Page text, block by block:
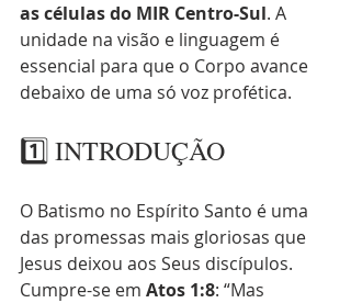
as células do MIR Centro-Sul. A
unidade na visão e linguagem é
essencial para que o Corpo avance
debaixo de uma só voz profética.
1️⃣ INTRODUÇÃO
O Batismo no Espírito Santo é uma
das promessas mais gloriosas que
Jesus deixou aos Seus discípulos.
Cumpre-se em Atos 1:8: “Mas